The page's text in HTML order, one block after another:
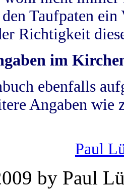
Taufpaten
Richtigkeit
im
ebenfalls
Angaben wie
Paul
by Paul